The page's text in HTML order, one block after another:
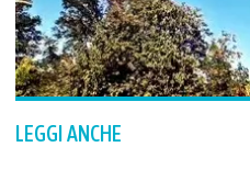
LEGGI ANCHE